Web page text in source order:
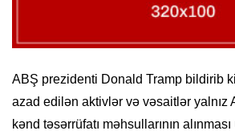
ABŞ prezidenti Donald Tramp bildirib
azad edilən aktivlər və vəsaitlər yalnız
kənd təsərrüfatı məhsullarının